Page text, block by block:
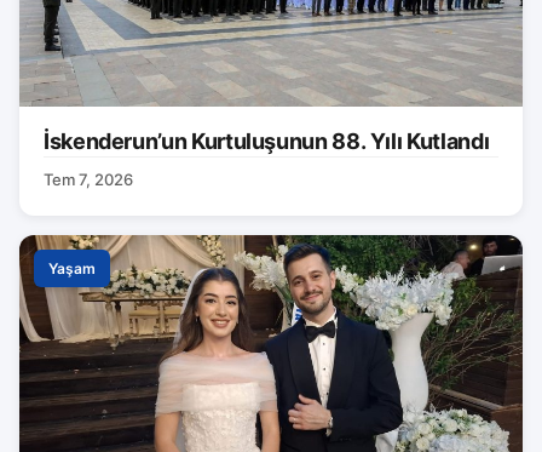
İskenderun’un Kurtuluşunun 88. Yılı Kutlandı
Tem 7, 2026
Yaşam